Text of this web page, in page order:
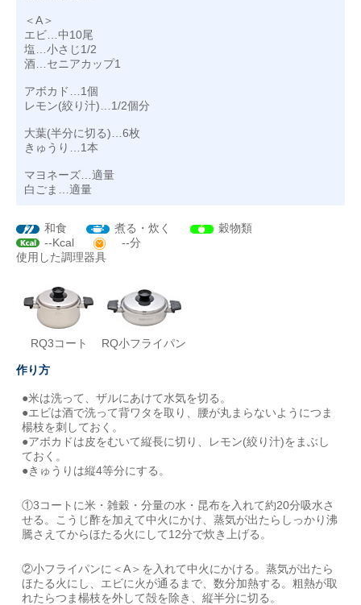
＜A＞
エビ…中10尾
塩…小さじ1/2
酒…セニアカップ1
アボカド…1個
レモン(絞り汁)…1/2個分
大葉(半分に切る)…6枚
きゅうり…1本
マヨネーズ…適量
白ごま…適量
和食 煮る・炊く
穀物類
--Kcal
--分
使用した調理器具
RQ3コート RQ小フライパン
作り方
●米は洗って、ザルにあけて水気を切る。
●エビは酒で洗って背ワタを取り、腰が丸まらないようにつま
楊枝を刺しておく。
●アボカドは皮をむいて縦長に切り、レモン(絞り汁)をまぶし
ておく。
●きゅうりは縦4等分にする。
①3コートに米・雑穀・分量の水・昆布を入れて約20分吸水さ
せる。こうじ酢を加えて中火にかけ、蒸気が出たらしっかり沸
騰さえてからほたる火にして12分で炊き上げる。
②小フライパンに＜A＞を入れて中火にかける。蒸気が出たら
ほたる火にし、エビに火が通るまで、数分加熱する。粗熱が取
れたらつま楊枝を外して殻を除き、縦半分に切る。